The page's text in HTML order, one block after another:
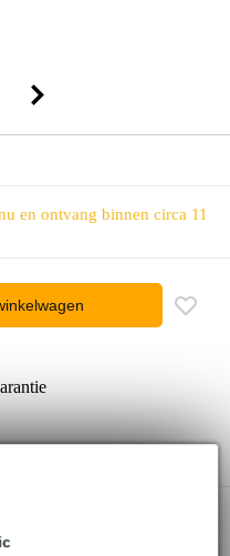
en ontvang binnen circa 11